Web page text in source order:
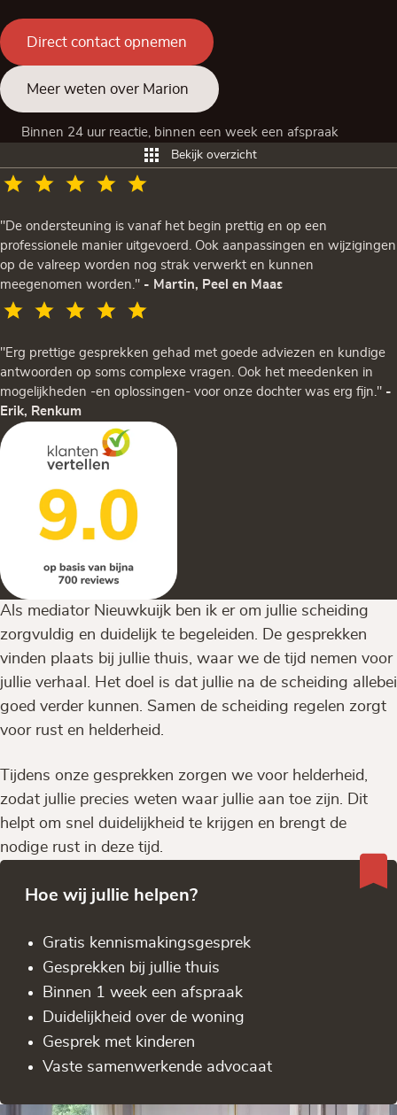
Direct contact opnemen
Meer weten over Marion
Binnen 24 uur reactie, binnen een week een afspraak
Bekijk overzicht
"De ondersteuning is vanaf het begin prettig en op een
professionele manier uitgevoerd. Ook aanpassingen en wijzigingen
op de valreep worden nog strak verwerkt en kunnen
meegenomen worden." - Martin, Peel en Maas
"Erg prettige gesprekken gehad met goede adviezen en kundige
antwoorden op soms complexe vragen. Ook het meedenken in
mogelijkheden -en oplossingen- voor onze dochter was erg fijn." -
Erik, Renkum
Als mediator Nieuwkuijk ben ik er om jullie scheiding
zorgvuldig en duidelijk te begeleiden. De gesprekken
vinden plaats bij jullie thuis, waar we de tijd nemen voor
jullie verhaal. Het doel is dat jullie na de scheiding allebei
goed verder kunnen. Samen de scheiding regelen zorgt
voor rust en helderheid.
Tijdens onze gesprekken zorgen we voor helderheid,
zodat jullie precies weten waar jullie aan toe zijn. Dit
helpt om snel duidelijkheid te krijgen en brengt de
nodige rust in deze tijd.
Hoe wij jullie helpen?
Gratis kennis­makingsgesprek
Gesprekken bij jullie thuis
Binnen 1 week een afspraak
Duidelijkheid over de woning
Gesprek met kinderen
Vaste samenwerkende advocaat